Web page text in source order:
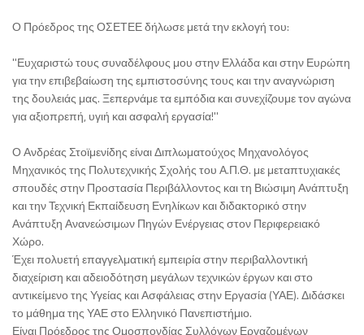
Ο Πρόεδρος της ΟΣΕΤΕΕ δήλωσε μετά την εκλογή του:
''Ευχαριστώ τους συναδέλφους μου στην Ελλάδα και στην Ευρώπη
για την επιβεβαίωση της εμπιστοσύνης τους και την αναγνώριση
της δουλειάς μας. Ξεπερνάμε τα εμπόδια και συνεχίζουμε τον αγώνα
για αξιοπρεπή, υγιή και ασφαλή εργασία!''
Ο Ανδρέας Στοϊμενίδης είναι Διπλωματούχος Μηχανολόγος
Μηχανικός της Πολυτεχνικής Σχολής του Α.Π.Θ. με μεταπτυχιακές
σπουδές στην Προστασία Περιβάλλοντος και τη Βιώσιμη Ανάπτυξη
και την Τεχνική Εκπαίδευση Ενηλίκων και διδακτορικό στην
Ανάπτυξη Ανανεώσιμων Πηγών Ενέργειας στον Περιφερειακό
Χώρο.
Έχει πολυετή επαγγελματική εμπειρία στην περιβαλλοντική
διαχείριση και αδειοδότηση μεγάλων τεχνικών έργων και στο
αντικείμενο της Υγείας και Ασφάλειας στην Εργασία (ΥΑΕ). Διδάσκει
το μάθημα της ΥΑΕ στο Ελληνικό Πανεπιστήμιο.
Είναι Πρόεδρος της Ομοσπονδίας Συλλόγων Εργαζομένων